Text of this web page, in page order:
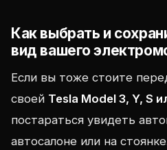
Как выбрать и
вид вашего
Если вы тоже стоите
своей Tesla Model 3, Y, S
постараться увидеть
автосалоне или на